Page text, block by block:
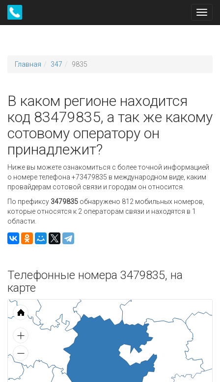
Главная 347 9835
В каком регионе находится
код 83479835, а так же какому
сотовому оператору он
принадлежит?
Ниже вы можете ознакомиться с более точной информацией
о номере телефона +73479835 в международном виде, каким
провайдерам сотовой связи и городам он относится.
По префиксу 3479835 обнаружено 812 мобильных номеров,
которые относятся к 2 операторам связи и находятся в 1
области.
Телефонные номера 3479835, на
карте